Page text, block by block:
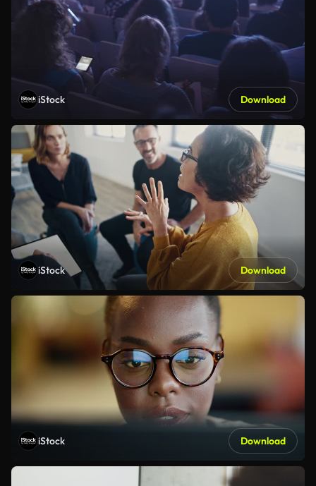
iStock Download
iStock Download
iStock Download